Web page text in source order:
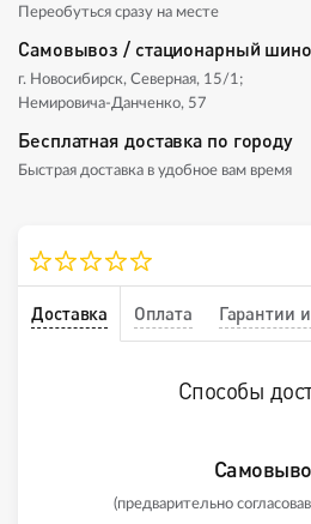
Переобуться сразу на месте
Самовывоз / стационарный
г. Новосибирск, Северная, 15/1;
Немировича-Данченко, 57
Бесплатная доставка по городу
Быстрая доставка в удобное вам время
Доставка Оплата Гарантии
Способы
(предварительно